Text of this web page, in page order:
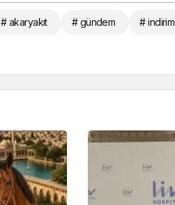
# akaryakıt # gündem # indirim